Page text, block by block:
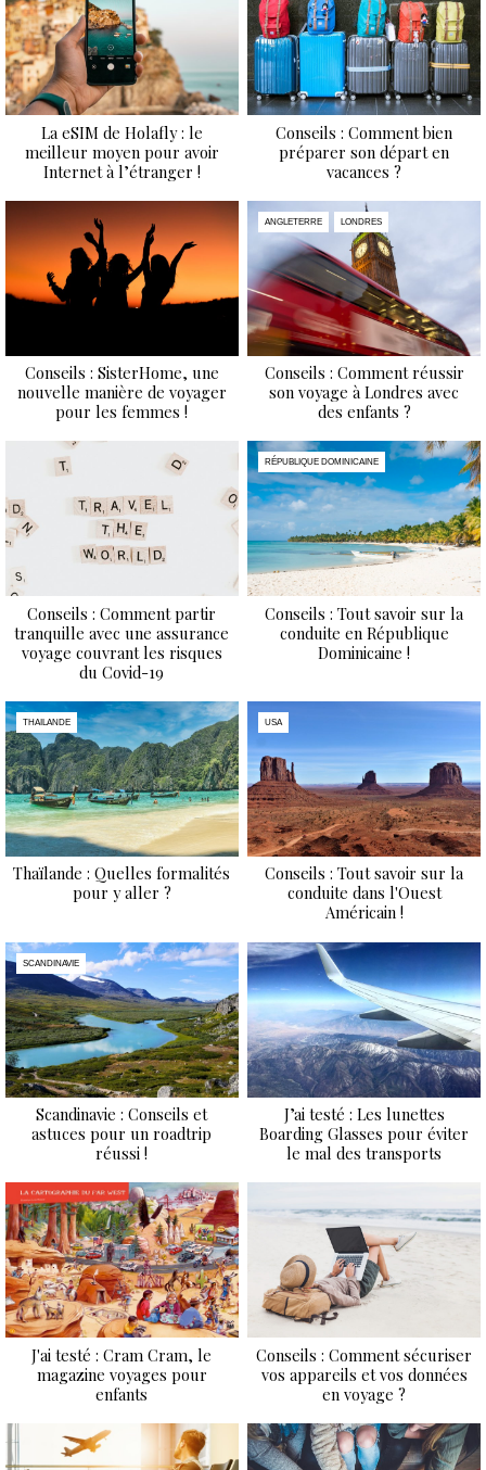
La eSIM de Holafly : le
meilleur moyen pour avoir
Internet à l’étranger !
Conseils : Comment bien
préparer son départ en
vacances ?
Conseils : SisterHome, une
nouvelle manière de voyager
pour les femmes !
ANGLETERRE LONDRES
Conseils : Comment réussir
son voyage à Londres avec
des enfants ?
Conseils : Comment partir
tranquille avec une assurance
voyage couvrant les risques
du Covid-19
RÉPUBLIQUE DOMINICAINE
Conseils : Tout savoir sur la
conduite en République
Dominicaine !
THAILANDE
Thaïlande : Quelles formalités
pour y aller ?
USA
Conseils : Tout savoir sur la
conduite dans l'Ouest
Américain !
SCANDINAVIE
Scandinavie : Conseils et
astuces pour un roadtrip
réussi !
J’ai testé : Les lunettes
Boarding Glasses pour éviter
le mal des transports
J'ai testé : Cram Cram, le
magazine voyages pour
enfants
Conseils : Comment sécuriser
vos appareils et vos données
en voyage ?